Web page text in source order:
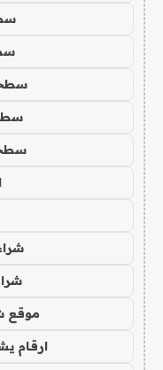
موقع
ارقام